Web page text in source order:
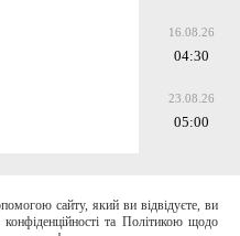
16.08.26
04:30
23.08.26
05:00
сайту, який ви відвідуєте, ви
та Політикою щодо